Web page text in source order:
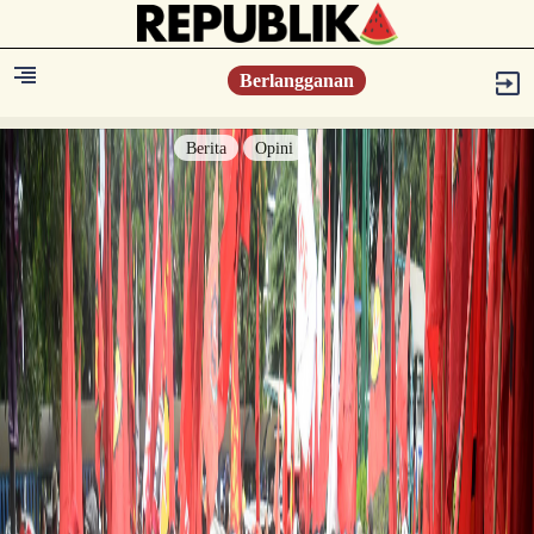
Berlangganan
Berita Opini
Berita
Islam Digest
Hikmah
Opini
Konsultasi Syariah
Resonansi